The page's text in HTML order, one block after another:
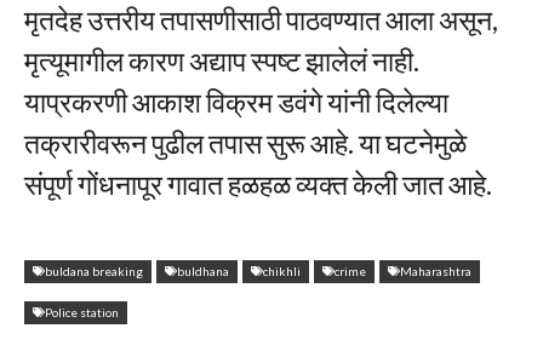
मृतदेह उत्तरीय तपासणीसाठी पाठवण्यात आला असून,
मृत्यूमागील कारण अद्याप स्पष्ट झालेलं नाही.
याप्रकरणी आकाश विक्रम डवंगे यांनी दिलेल्या
तक्रारीवरून पुढील तपास सुरू आहे. या घटनेमुळे
संपूर्ण गोंधनापूर गावात हळहळ व्यक्त केली जात आहे.
buldana breaking buldhana chikhli crime Maharashtra
Police station